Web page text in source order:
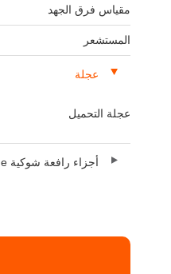
مقياس فرق الجهد
المستشعر
عجلة
عجلة التحميل
أجزاء رافعة شوكية Linde